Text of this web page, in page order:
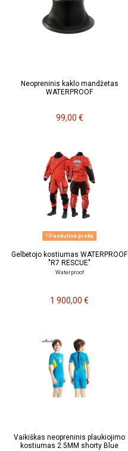
Neopreninis kaklo mandžetas
WATERPROOF
99,00 €
Paskutinė prekė
Gelbėtojo kostiumas WATERPROOF
"R7 RESCUE"
Waterproof
1 900,00 €
Vaikiškas neopreninis plaukiojimo
kostiumas 2.5MM shorty Blue